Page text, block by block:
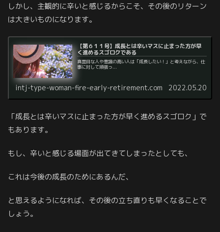
しかし、主観的に辛いと感じるからこそ、その後のリターン
は大きいものになります。
【第６１１号】成長とは辛いマスに止まった方が早
く進めるスゴロクである
真面目な人や意識の高い人は「成長したい！」と考えながら、仕
事に対して頑張っ...
intj-type-woman-fire-early-retirement.com 2022.05.20
「成長とは辛いマスに止まった方が早く進めるスゴロク」で
もあります。
もし、辛いと感じる場面が出てきてしまったとしても、
これは今後の成長のためにあるんだ、
と思えるようになれば、その後の立ち直りも早くなることで
しょう。